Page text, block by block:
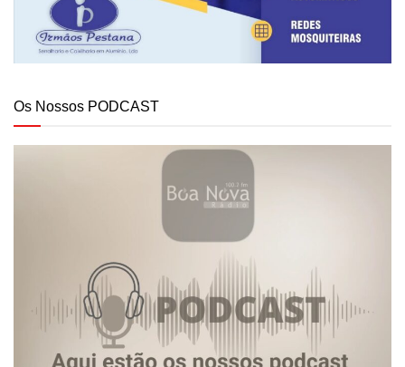
Os Nossos PODCAST